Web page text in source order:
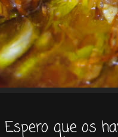
Espero que os